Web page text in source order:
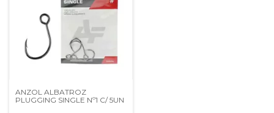
ANZOL ALBATROZ
PLUGGING SINGLE Nº1 C/ 5UN